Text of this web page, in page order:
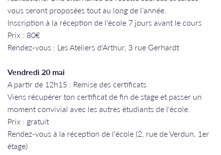
vous seront proposées tout au long de l’année.
Inscription à la réception de l'école 7 jours avant le cours
Prix : 80€
Rendez-vous : Les Ateliers d'Arthur, 3 rue Gerhardt
Vendredi 20 mai
A partir de 12h15 : Remise des certificats
Viens récupérer ton certificat de fin de stage et passer un
moment convivial avec les autres étudiants de l'école.
Prix : gratuit
Rendez-vous à la réception de l'école (2, rue de Verdun, 1er
étage)